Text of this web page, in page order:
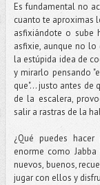
Es fundamental no
cuanto te aproximas
asfixiándote o sube
asfixie, aunque no lo
la estúpida idea de
y mirarlo pensando
que"... justo antes de
de la escalera,
salir a rastras de la
¿Qué puedes
enorme como
nuevos, buenos,
jugar con ellos y